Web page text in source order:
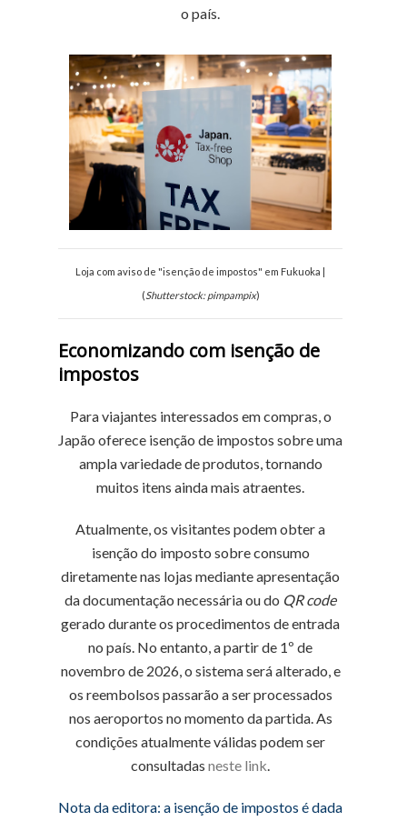
o país.
Loja com aviso de "isenção de impostos" em Fukuoka |
(Shutterstock: pimpampix)
Economizando com isenção de
impostos
Para viajantes interessados em compras, o
Japão oferece isenção de impostos sobre uma
ampla variedade de produtos, tornando
muitos itens ainda mais atraentes.
Atualmente, os visitantes podem obter a
isenção do imposto sobre consumo
diretamente nas lojas mediante apresentação
da documentação necessária ou do QR code
gerado durante os procedimentos de entrada
no país. No entanto, a partir de 1º de
novembro de 2026, o sistema será alterado, e
os reembolsos passarão a ser processados
nos aeroportos no momento da partida. As
condições atualmente válidas podem ser
consultadasneste link.
Nota da editora: a isenção de impostos é dada